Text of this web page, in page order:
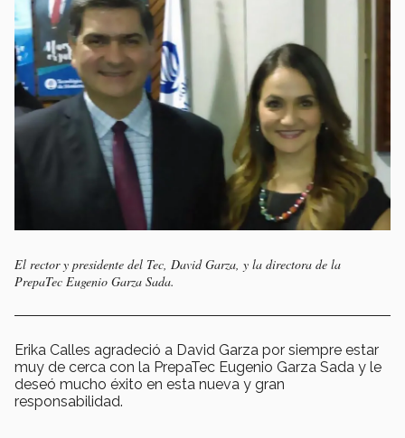
El rector y presidente del Tec, David Garza, y la directora de la
PrepaTec Eugenio Garza Sada.
Erika Calles agradeció a David Garza por siempre estar
muy de cerca con la PrepaTec Eugenio Garza Sada y le
deseó mucho éxito en esta nueva y gran
responsabilidad.